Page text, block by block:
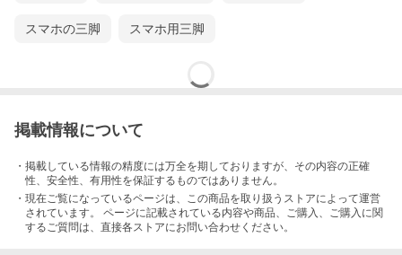
スマホの三脚 スマホ用三脚
掲載情報について
・掲載している情報の精度には万全を期しておりますが、その内容の正確
性、安全性、有用性を保証するものではありません。
・現在ご覧になっているページは、この商品を取り扱うストアによって運営
されています。 ページに記載されている内容や商品、ご購入 、ご購入に関
するご質問は、直接各ストアにお問い合わせください。